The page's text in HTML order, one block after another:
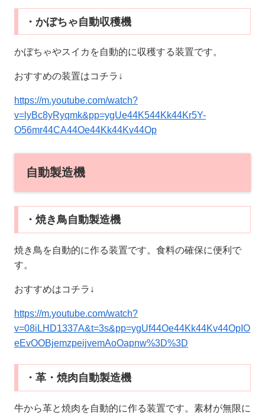
・かぼちゃ自動収穫機
かぼちゃやスイカを自動的に収穫する装置です。
おすすめの装置はコチラ↓
https://m.youtube.com/watch?
v=lyBc8yRyqmk&pp=ygUe44K544Kk44Kr5Y-
O56mr44CA44Oe44Kk44Kv44Op
自動製造機
・焼き鳥自動製造機
焼き鳥を自動的に作る装置です。食料の確保に便利で
す。
おすすめはコチラ↓
https://m.youtube.com/watch?
v=08iLHD1337A&t=3s&pp=ygUf44Oe44Kk44Kv44OpIO
eEvOOBjemzpeijvemAoOapnw%3D%3D
・革・焼肉自動製造機
牛から革と焼肉を自動的に作る装置です。素材が無限に